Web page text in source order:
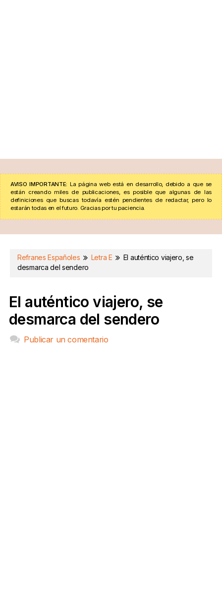
AVISO IMPORTANTE: La página web está en desarrollo, debido a que se
están creando miles de publicaciones, es posible que algunas de las
definiciones que buscas todavía estén pendientes de redactar, pero lo
estarán todas en el futuro. Gracias por tu paciencia.
Refranes Españoles Letra E
El auténtico viajero, se
desmarca del sendero
El auténtico viajero, se
desmarca del sendero
Publicar un comentario